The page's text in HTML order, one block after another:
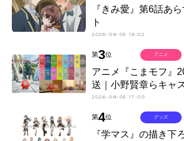
『きみ愛』第6話あ
ト
2026-08-05 18:02
第3位
アニメ『こまモフ』
送｜小野賢章らキャ
2026-08-05 17:00
アニメ
第4位
『学マス』の描き下
グッズ